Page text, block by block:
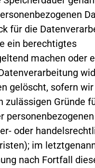
für die
ein berechtigtes
machen oder
gelöscht, sofern
zulässigen Gründe
oder
im
nach Fortfall